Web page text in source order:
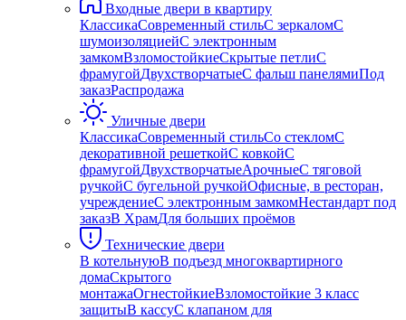
Входные двери в квартиру
КлассикаСовременный стильС зеркаломС
шумоизоляциейС электронным
замкомВзломостойкиеСкрытые петлиС
фрамугойДвухстворчатыеС фальш панелямиПод
заказРаспродажа
Уличные двери
КлассикаСовременный стильСо стекломС
декоративной решеткойС ковкойС
фрамугойДвухстворчатыеАрочныеС тяговой
ручкойС бугельной ручкойОфисные, в ресторан,
учреждениеС электронным замкомНестандарт под
заказВ ХрамДля больших проёмов
Технические двери
В котельнуюВ подъезд многоквартирного
домаСкрытого
монтажаОгнестойкиеВзломостойкие 3 класс
защитыВ кассуС клапаном для